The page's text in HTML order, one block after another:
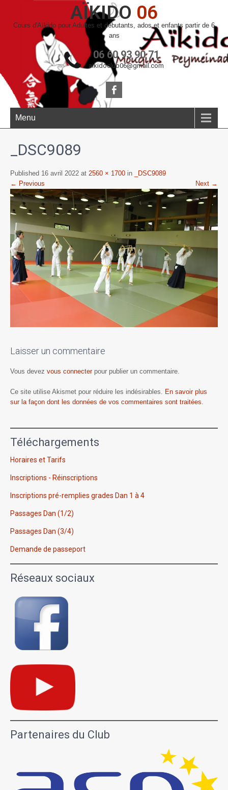
AÏKIDO 06
Cours d'Aïkido pour Adultes et débutants, ados et enfants partir de 6
ans
06 60 93 90 71
aikidoclub06@gmail.com
Menu
_DSC9089
Published 16 avril 2022 at 2560 × 1700 in
_DSC9089
← Previous
Next →
Laisser un commentaire
Vous devez vous connecterpour publier un commentaire.
Ce site utilise Akismet pour réduire les indésirables.
En savoir plus
sur la façon dont les données de vos commentaires sont traitées
Téléchargements
Horaires et Tarifs
Inscriptions - Réinscriptions
Inscriptions pré-remplies grades Dan 1 à 4
Passages Dan (1/2)
Passages Dan (3/4)
Demande de passeport
Réseaux sociaux
Partenaires du Club